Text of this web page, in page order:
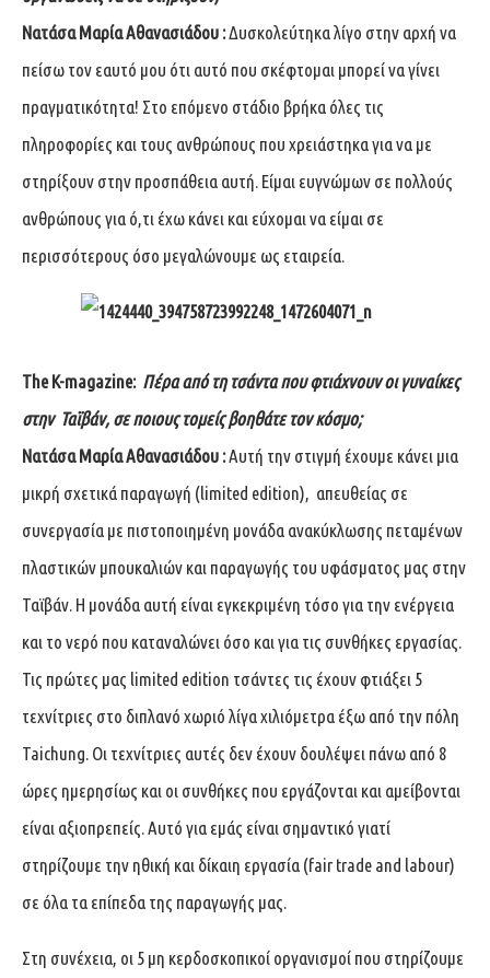
Νατάσα Μαρία Αθανασιάδου :Δυσκολεύτηκα λίγο στην αρχή να
πείσω τον εαυτό μου ότι αυτό που σκέφτομαι μπορεί να γίνει
πραγματικότητα! Στο επόμενο στάδιο βρήκα όλες τις
πληροφορίες και τους ανθρώπους που χρειάστηκα για να με
στηρίξουν στην προσπάθεια αυτή. Είμαι ευγνώμων σε πολλούς
ανθρώπους για ό,τι έχω κάνει και εύχομαι να είμαι σε
περισσότερους όσο μεγαλώνουμε ως εταιρεία.
TheK-magazine:Πέρα από τη τσάντα που φτιάχνουν οι γυναίκες
στην Ταϊβάν, σε ποιους τομείς βοηθάτε τον κόσμο;
Νατάσα Μαρία Αθανασιάδου :Αυτή την στιγμή έχουμε κάνει μια
μικρή σχετικά παραγωγή (limited edition), απευθείας σε
συνεργασία με πιστοποιημένη μονάδα ανακύκλωσης πεταμένων
πλαστικών μπουκαλιών και παραγωγής του υφάσματος μας στην
Ταϊβάν. Η μονάδα αυτή είναι εγκεκριμένη τόσο για την ενέργεια
και το νερό που καταναλώνει όσο και για τις συνθήκες εργασίας.
Τις πρώτες μας limited edition τσάντες τις έχουν φτιάξει 5
τεχνίτριες στο διπλανό χωριό λίγα χιλιόμετρα έξω από την πόλη
Taichung. Οι τεχνίτριες αυτές δεν έχουν δουλέψει πάνω από 8
ώρες ημερησίως και οι συνθήκες που εργάζονται και αμείβονται
είναι αξιοπρεπείς. Αυτό για εμάς είναι σημαντικό γιατί
στηρίζουμε την ηθική και δίκαιη εργασία (fair trade and labour)
σε όλα τα επίπεδα της παραγωγής μας.
Στη συνέχεια, οι 5 μη κερδοσκοπικοί οργανισμοί που στηρίζουμε